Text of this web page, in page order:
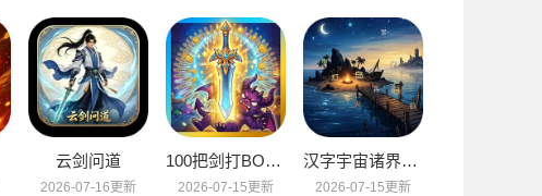
云剑问道
2026-07-16更新
100把剑打BOSS
2026-07-15更新
汉字宇宙诸界皆梦
2026-07-15更新